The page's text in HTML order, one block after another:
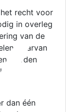
recht voor
in overleg
van de
waarvan
worden
dan één